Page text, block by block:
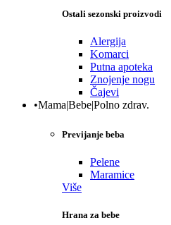
Ostali sezonski proizvodi
Alergija
Komarci
Putna apoteka
Znojenje nogu
Čajevi
•Mama|Bebe|Polno zdrav.
Previjanje beba
Pelene
Maramice
Više
Hrana za bebe